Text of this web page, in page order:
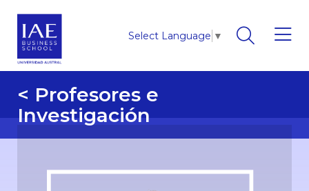
Select Language ▼
< Profesores e
Investigación